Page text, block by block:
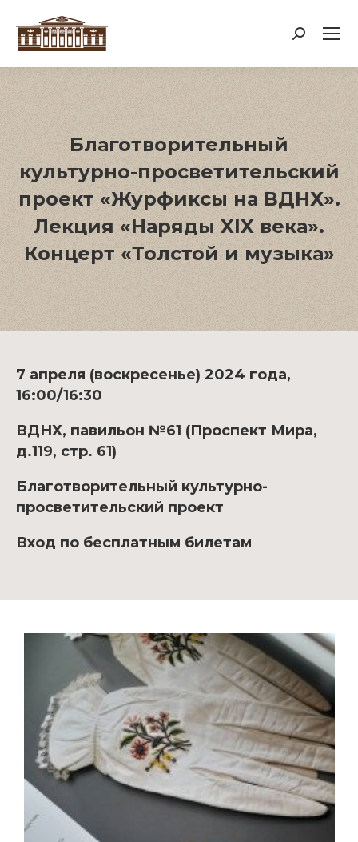
Поиск:
Благотворительный
культурно-просветительский
проект «Журфиксы на ВДНХ».
Лекция «Наряды XIX века».
Концерт «Толстой и музыка»
7 апреля (воскресенье) 2024 года,
16:00/16:30
ВДНХ, павильон №61 (Проспект Мира,
д.119, стр. 61)
Благотворительный культурно-
просветительский проект
Вход по бесплатным билетам